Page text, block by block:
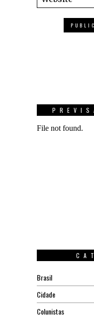
Brasil
Cidade
Colunistas